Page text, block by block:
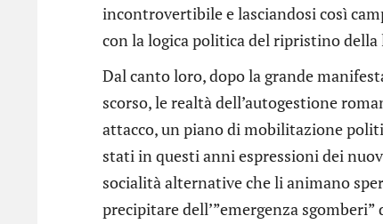
incontrovertibile e lasciandosi così
con la logica politica del ripristino della
Dal canto loro, dopo la grande
scorso, le realtà dell’autogestione
attacco, un piano di mobilitazione
stati in questi anni espressioni dei
socialità alternative che li animano
precipitare dell’”emergenza